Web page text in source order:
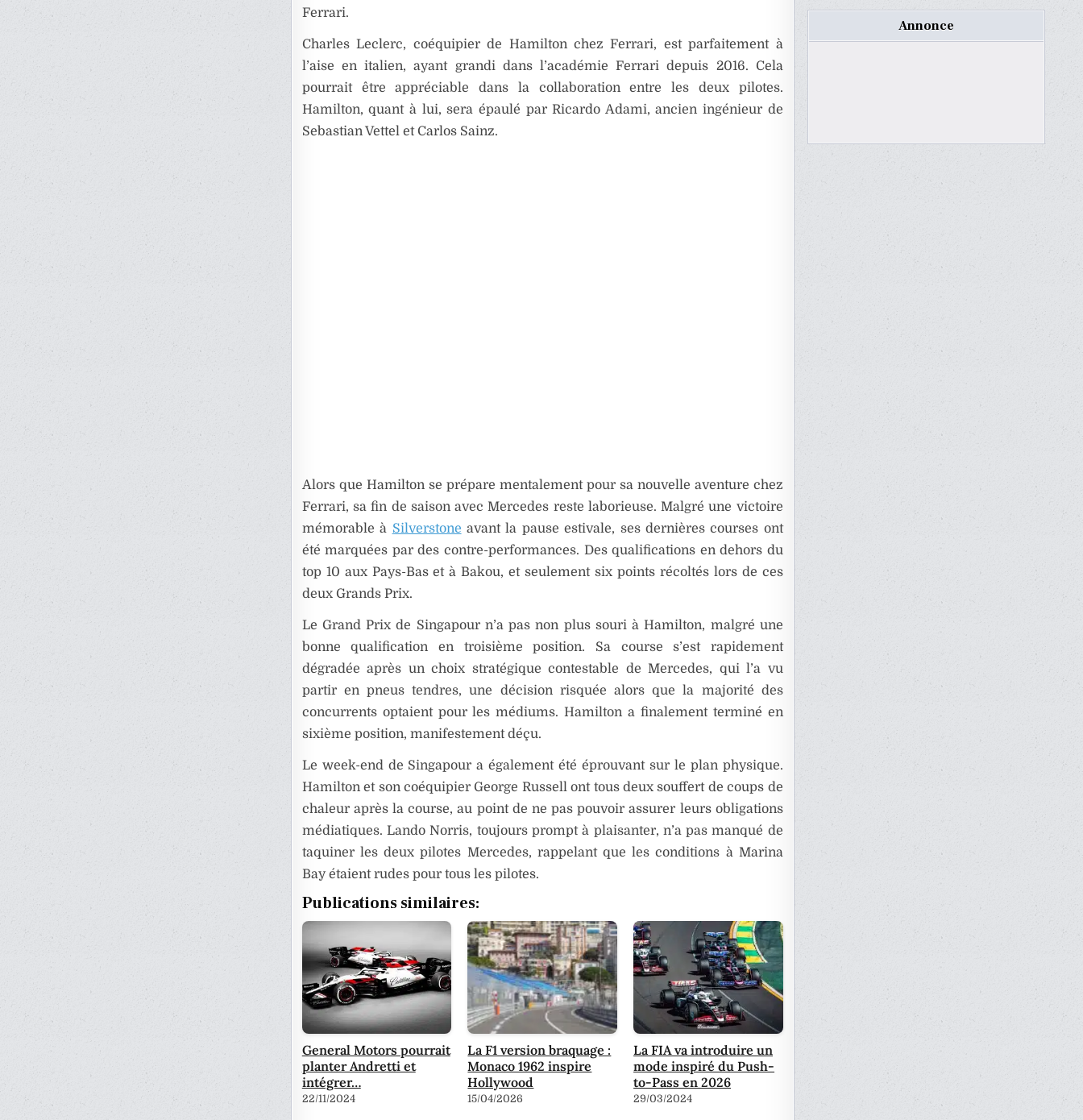
Ferrari.
Charles Leclerc, coéquipier de Hamilton chez Ferrari, est parfaitement à
l’aise en italien, ayant grandi dans l’académie Ferrari depuis 2016. Cela
pourrait être appréciable dans la collaboration entre les deux pilotes.
Hamilton, quant à lui, sera épaulé par Ricardo Adami, ancien ingénieur de
Sebastian Vettel et Carlos Sainz.
Alors que Hamilton se prépare mentalement pour sa nouvelle aventure chez
Ferrari, sa fin de saison avec Mercedes reste laborieuse. Malgré une victoire
mémorable à Silverstone avant la pause estivale, ses dernières courses ont
été marquées par des contre-performances. Des qualifications en dehors du
top 10 aux Pays-Bas et à Bakou, et seulement six points récoltés lors de ces
deux Grands Prix.
Le Grand Prix de Singapour n’a pas non plus souri à Hamilton, malgré une
bonne qualification en troisième position. Sa course s’est rapidement
dégradée après un choix stratégique contestable de Mercedes, qui l’a vu
partir en pneus tendres, une décision risquée alors que la majorité des
concurrents optaient pour les médiums. Hamilton a finalement terminé en
sixième position, manifestement déçu.
Le week-end de Singapour a également été éprouvant sur le plan physique.
Hamilton et son coéquipier George Russell ont tous deux souffert de coups de
chaleur après la course, au point de ne pas pouvoir assurer leurs obligations
médiatiques. Lando Norris, toujours prompt à plaisanter, n’a pas manqué de
taquiner les deux pilotes Mercedes, rappelant que les conditions à Marina
Bay étaient rudes pour tous les pilotes.
Publications similaires:
General Motors pourrait
planter Andretti et
intégrer…
22/11/2024
La F1 version braquage :
Monaco 1962 inspire
Hollywood
15/04/2026
La FIA va introduire un
mode inspiré du Push-
to-Pass en 2026
29/03/2024
Annonce